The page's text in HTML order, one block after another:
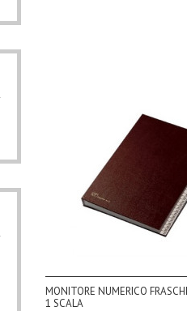
MONITORE NUMERICO
1 SCALA